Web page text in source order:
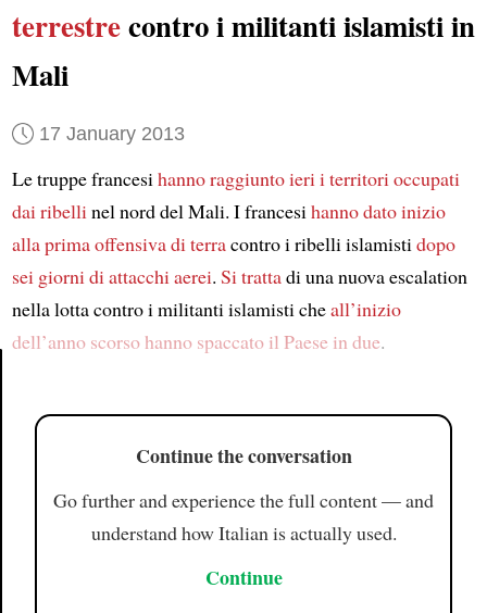
Article
terrestrecontro i militanti islamisti in
Mali
17 January 2013
Le truppe francesihanno raggiunto ieri i territori occupati
dai ribellinel nord del Mali. I francesihanno dato inizio
alla prima offensiva di terracontro i ribelli islamistidopo
sei giorni di attacchi aerei. Si trattadi una nuova escalation
nella lotta contro i militanti islamisti cheall’inizio
dell’anno scorso hanno spaccato il Paese in due.
Continue the conversation
Go further and experience the full content — and
understand how Italian is actually used.
Continue